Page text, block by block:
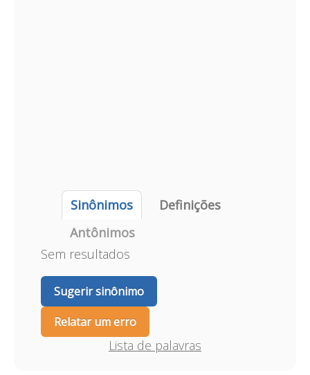
Sinônimos
Definições
Antônimos
Sem resultados
Sugerir sinônimo
Relatar um erro
Lista de palavras